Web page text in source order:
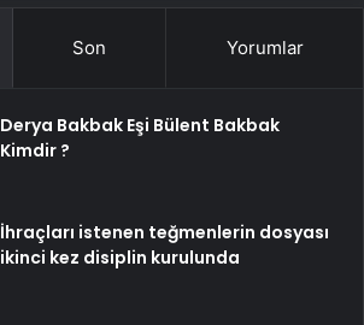
Son Yorumlar
Derya Bakbak Eşi Bülent Bakbak
Kimdir ?
İhraçları istenen teğmenlerin dosyası
ikinci kez disiplin kurulunda